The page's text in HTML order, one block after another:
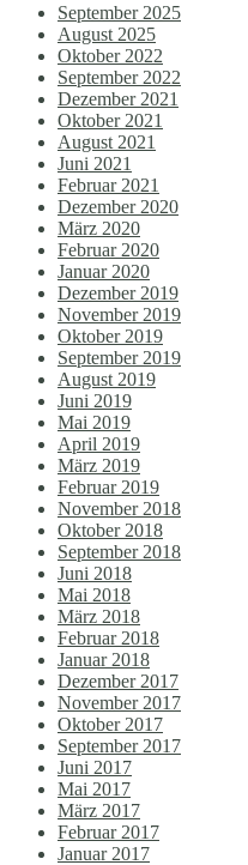
September 2025
August 2025
Oktober 2022
September 2022
Dezember 2021
Oktober 2021
August 2021
Juni 2021
Februar 2021
Dezember 2020
März 2020
Februar 2020
Januar 2020
Dezember 2019
November 2019
Oktober 2019
September 2019
August 2019
Juni 2019
Mai 2019
April 2019
März 2019
Februar 2019
November 2018
Oktober 2018
September 2018
Juni 2018
Mai 2018
März 2018
Februar 2018
Januar 2018
Dezember 2017
November 2017
Oktober 2017
September 2017
Juni 2017
Mai 2017
März 2017
Februar 2017
Januar 2017